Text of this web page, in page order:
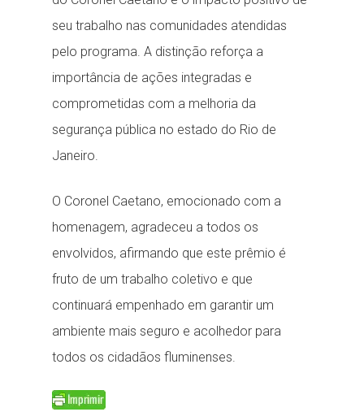
seu trabalho nas comunidades atendidas
pelo programa. A distinção reforça a
importância de ações integradas e
comprometidas com a melhoria da
segurança pública no estado do Rio de
Janeiro.
O Coronel Caetano, emocionado com a
homenagem, agradeceu a todos os
envolvidos, afirmando que este prêmio é
fruto de um trabalho coletivo e que
continuará empenhado em garantir um
ambiente mais seguro e acolhedor para
todos os cidadãos fluminenses.